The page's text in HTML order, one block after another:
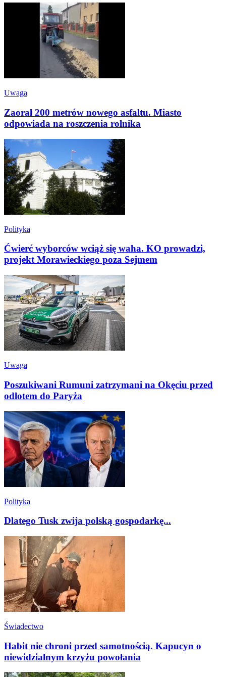
Uwaga
Zaorał 200 metrów nowego asfaltu. Miasto
odpowiada na roszczenia rolnika
Polityka
Ćwierć wyborców wciąż się waha. KO prowadzi,
projekt Morawieckiego poza Sejmem
Uwaga
Poszukiwani Rumuni zatrzymani na Okęciu przed
odlotem do Paryża
Polityka
Dlatego Tusk zwija polską gospodarkę...
Świadectwo
Habit nie chroni przed samotnością. Kapucyn o
niewidzialnym krzyżu powołania